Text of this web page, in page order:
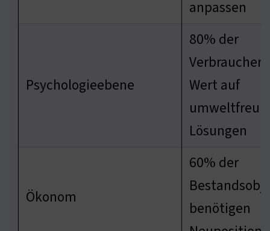
anpassen
Psychologieebene
80% der
Verbraucher
Wert auf
Lösungen
Ökonom
60% der
benötigen